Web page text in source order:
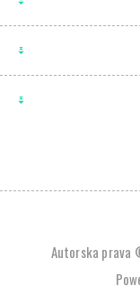
Autorska prava